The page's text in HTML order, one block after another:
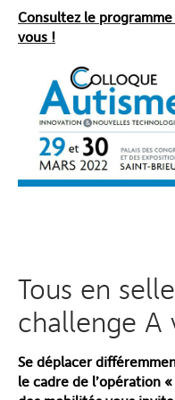
Consultez le
vous !
Tous en
challenge A
Se déplacer
le cadre de l’opération